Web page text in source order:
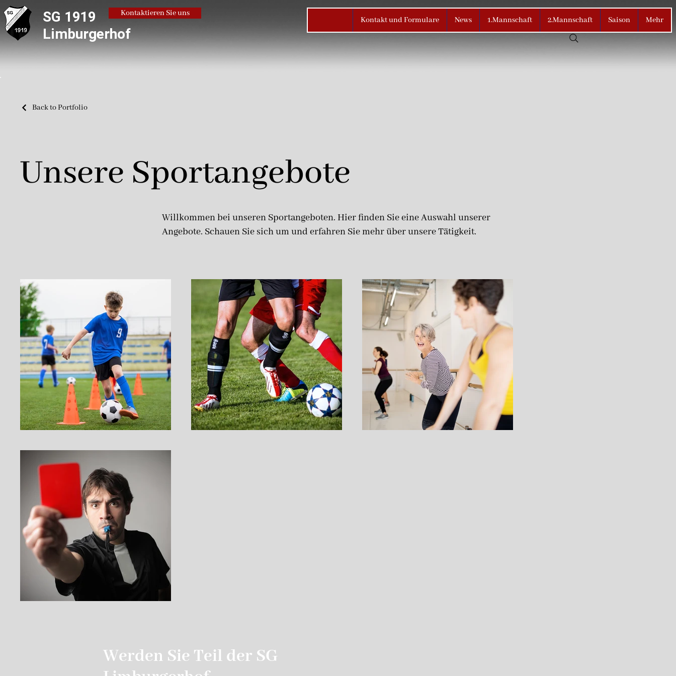
SG 1919
Limburgerhof
Kontaktieren Sie uns
Kontakt und Formulare News 1.Mannschaft 2.Mannschaft Saison Mehr
Back to Portfolio
Unsere Sportangebote
Willkommen bei unseren Sportangeboten. Hier finden Sie eine Auswahl unserer
Angebote. Schauen Sie sich um und erfahren Sie mehr über unsere Tätigkeit.
Werden Sie Teil der SG